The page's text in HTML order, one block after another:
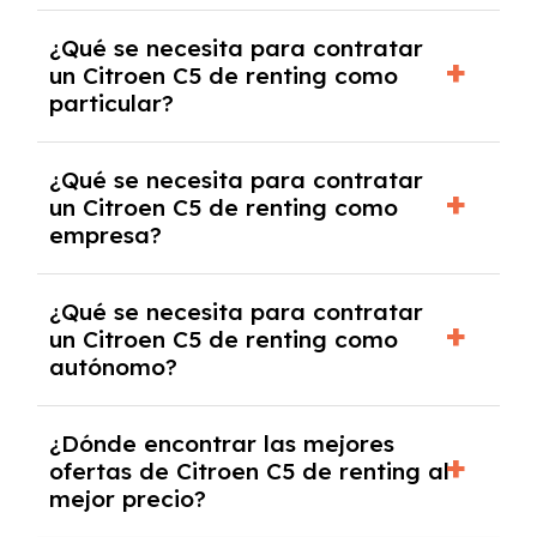
económica.
pero puede haber penalizaciones por
cancelación anticipada. Es importante revisar
las condiciones del contrato y hablar con un
experto que te asesore.
¿Qué se necesita para contratar
un Citroen C5 de renting como
particular?
y, en algunos casos, una consulta de solvencia
crediticia y un pago inicial.
¿Qué se necesita para contratar
un Citroen C5 de renting como
empresa?
documentación financiera y, en algunos
casos, un informe de solvencia de la empresa
y un pago inicial.
¿Qué se necesita para contratar
un Citroen C5 de renting como
autónomo?
autónomos, justificante de ingresos y, en
algunos casos, un informe fiscal y un pago
inicial.
¿Dónde encontrar las mejores
ofertas de Citroen C5 de renting al
mejor precio?